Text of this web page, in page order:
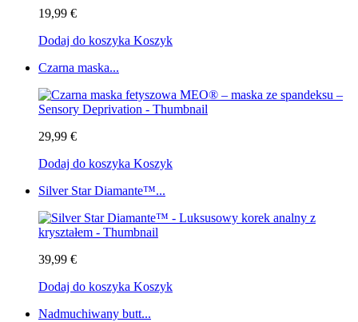
19,99 €
Dodaj do koszyka Koszyk
Czarna maska...
29,99 €
Dodaj do koszyka Koszyk
Silver Star Diamante™...
39,99 €
Dodaj do koszyka Koszyk
Nadmuchiwany butt...